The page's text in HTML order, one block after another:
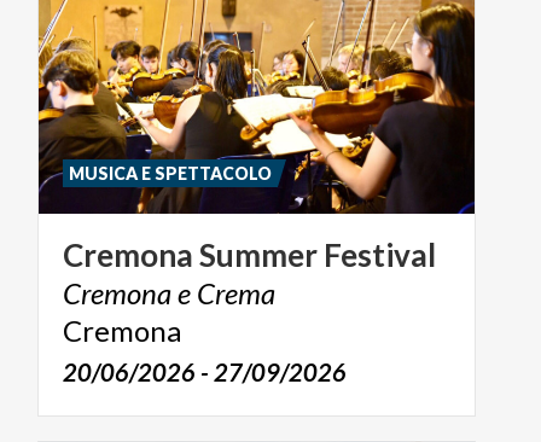
CremonaSummer Festival
Cremonae Crema
Cremona
20/06/2026 - 27/09/2026
MUSICA E SPETTACOLO